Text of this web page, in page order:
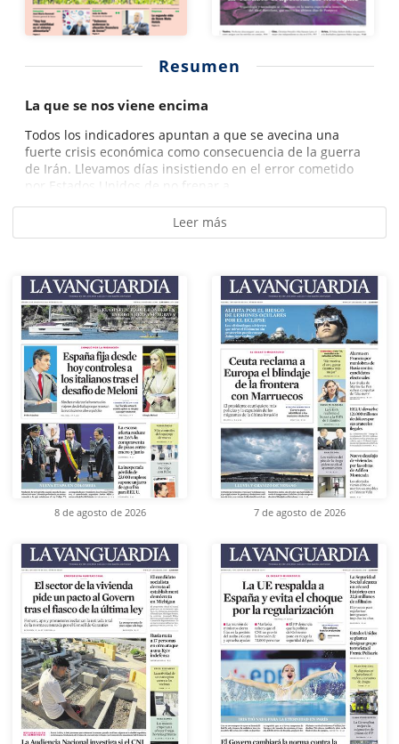
Resumen
La que se nos viene encima
Todos los indicadores apuntan a que se avecina una
fuerte crisis económica como consecuencia de la guerra
de Irán. Llevamos días insistiendo en el error cometido
por Estados Unidos de no frenar a...
Leer más
8 de agosto de 2026 7 de agosto de 2026